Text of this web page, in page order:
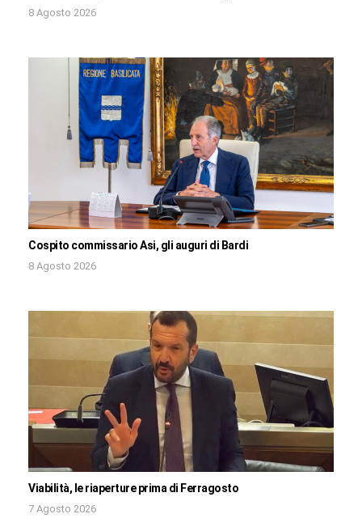
8 Agosto 2026
Cospito commissario Asi, gli auguri di Bardi
8 Agosto 2026
Viabilità, le riaperture prima di Ferragosto
7 Agosto 2026